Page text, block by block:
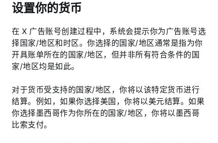
设置你的货币
在 X 广告账号创建过程中，系统会提示你为广告账号选
择国家/地区和时区。你选择的国家/地区通常是指为你
开具账单所在的国家/地区，但并非所有符合条件的国
家/地区均是如此。
对于货币受支持的国家/地区，你将以该特定货币进行
结算。例如，如果你选择美国，你将以美元结算。如果
你选择墨西哥作为你所在的国家/地区，你将以墨西哥
比索支付。